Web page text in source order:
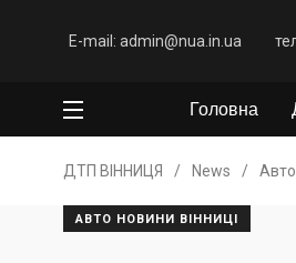
E-mail: admin@nua.in.ua
Головна
ДТП ВІННИЦЯ / News / Авто
АВТО НОВИНИ ВІННИЦІ